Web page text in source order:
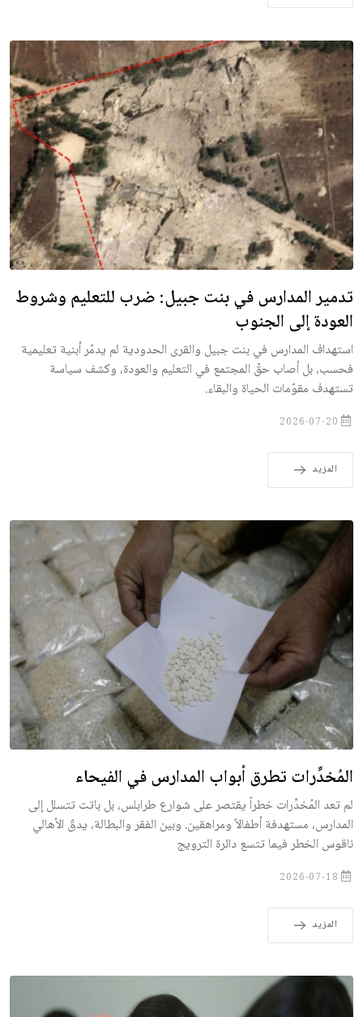
تدمير المدارس في بنت جبيل: ضرب للتعليم وشروط
العودة إلى الجنوب
استهداف المدارس في بنت جبيل والقرى الحدودية لم يدمّر أبنية تعليمية
فحسب، بل أصاب حقّ المجتمع في التعليم والعودة، وكشف سياسة
تستهدف مقوّمات الحياة والبقاء.
2026-07-20
المزيد
المُخدِّرات تطرق أبواب المدارس في الفيحاء
لم تعد المُخدِّرات خطراً يقتصر على شوارع طرابلس، بل باتت تتسلل إلى
المدارس، مستهدفة أطفالاً ومراهقين. وبين الفقر والبطالة، يدقّ الأهالي
ناقوس الخطر فيما تتسع دائرة الترويج
2026-07-18
المزيد